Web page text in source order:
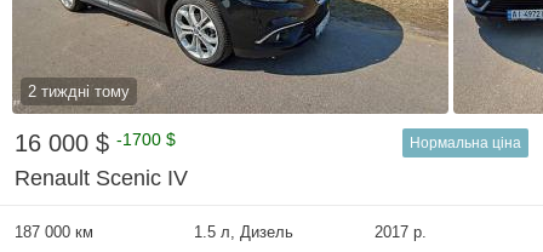
2 тиждні тому
16 000 $ -1700 $ Нормальна ціна
Renault Scenic IV
187 000 км 1.5 л, Дизель
2017 р.